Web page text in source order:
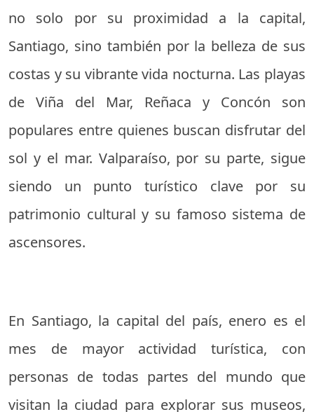
no solo por su proximidad a la capital,
Santiago, sino también por la belleza de sus
costas y su vibrante vida nocturna. Las playas
de Viña del Mar, Reñaca y Concón son
populares entre quienes buscan disfrutar del
sol y el mar. Valparaíso, por su parte, sigue
siendo un punto turístico clave por su
patrimonio cultural y su famoso sistema de
ascensores.
En Santiago, la capital del país, enero es el
mes de mayor actividad turística, con
personas de todas partes del mundo que
visitan la ciudad para explorar sus museos,